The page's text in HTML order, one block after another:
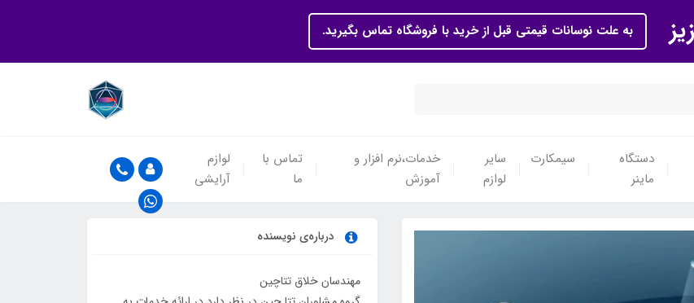
به علت نوسانات قیمتی قبل از خرید با فروشگاه تماس بگیرید.
دستگاه
ماینر
سیمکارت
سایر
لوازم
خدمات،نرم افزار و
آموزش
تماس با
ما
لوازم
آرایشی
درباره‌ی نویسنده
مهندسان خلاق تتاچین